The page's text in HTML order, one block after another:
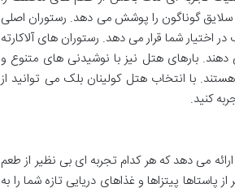
سلایق گوناگون را پوشش می دهد. رستوران اصلی
اختیار شما قرار می دهد. رستوران های آلاکارته
بارهای هتل نیز با نوشیدنی های متنوع و
با انتخاب هتل کولینان بلک می توانید از
کنید.
می دهد که هر کدام تجربه ای بی نظیر از طعم
پاستاها پیتزاها و غذاهای دریایی تازه شما را به